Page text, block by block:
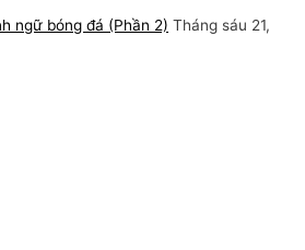
ngữ bóng đá (Phần 2) Tháng sáu 21,